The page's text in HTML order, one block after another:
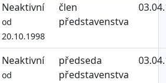
Neaktivní
od
20.10.1998
člen
představenstva
Neaktivní
od
předseda
představenstva